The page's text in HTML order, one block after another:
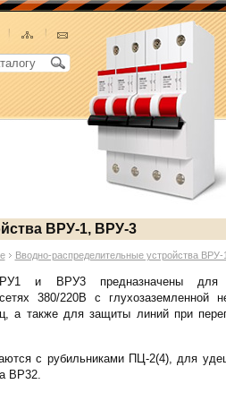
ВРУ-1, ВРУ-3
Вводно-распределительные устройства
ВРУ1 и ВРУ3 предназначены для
380/220В с глухозаземленной
а также для защиты линий при
с рубильниками ПЦ-2(4), для
ВР32.